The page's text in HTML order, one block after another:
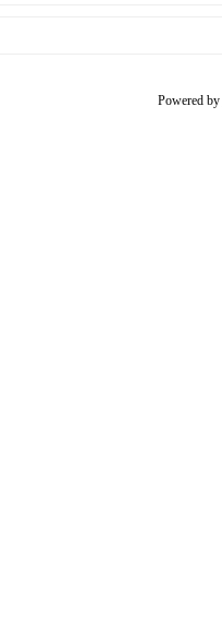
Powered by